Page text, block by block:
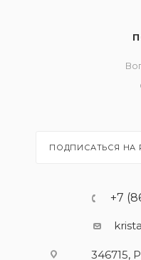
ПОДПИСАТЬСЯ НА
+7
346715,